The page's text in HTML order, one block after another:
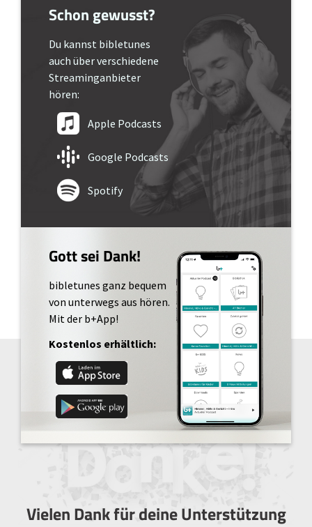
Schon gewusst?
Du kannst bibletunes
auch über verschiedene
Streaminganbieter
hören:
Apple Podcasts
Google Podcasts
Spotify
Gott sei Dank!
bibletunes ganz bequem
von unterwegs aus hören.
Mit der b+App!
Kostenlos erhältlich:
Vielen Dank für deine Unterstützung